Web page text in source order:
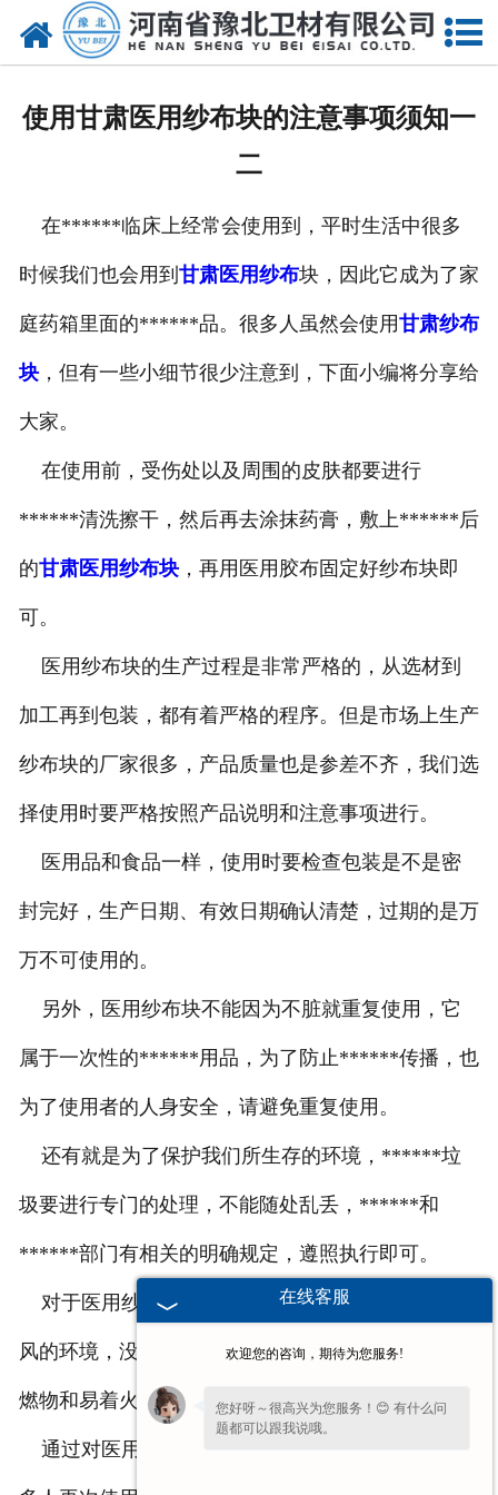
网站首页
厂房设备
人才招聘
使用甘肃医用纱布块的注意事项须知一
二
在******临床上经常会使用到，平时生活中很多
时候我们也会用到 甘肃医用纱布块，因此它成为了家
庭药箱里面的******品。很多人虽然会使用甘肃纱布
块，但有一些小细节很少注意到，下面小编将分享给
大家。
在使用前，受伤处以及周围的皮肤都要进行
******清洗擦干，然后再去涂抹药膏，敷上******后
的甘肃医用纱布块，再用医用胶布固定好纱布块即
可。
医用纱布块的生产过程是非常严格的，从选材到
加工再到包装，都有着严格的程序。但是市场上生产
纱布块的厂家很多，产品质量也是参差不齐，我们选
择使用时要严格按照产品说明和注意事项进行。
医用品和食品一样，使用时要检查包装是不是密
封完好，生产日期、有效日期确认清楚，过期的是万
万不可使用的。
另外，医用纱布块不能因为不脏就重复使用，它
属于一次性的******用品，为了防止******传播，也
为了使用者的人身安全，请避免重复使用。
还有就是为了保护我们所生存的环境，******垃
圾要进行专门的处理，不能随处乱丢，******和
******部门有相关的明确规定，遵照执行即可。
对于医用纱布块平时的存放，我们要选择干燥通
风的环境，没有刺激性的污染气体，还有就是远离易
燃物和易着火地带。
通过对医用纱布块使用细节的一些介绍，相信很
在线客服
欢迎您的咨询，期待为您服务!
您好呀～很高兴为您服务！😊 有什么问
题都可以跟我说哦。